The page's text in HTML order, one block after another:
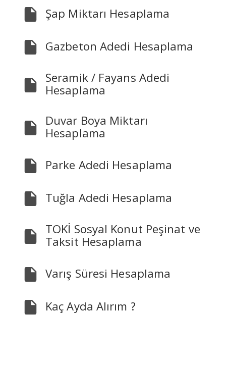
Şap Miktarı Hesaplama
Gazbeton Adedi Hesaplama
Seramik / Fayans Adedi
Hesaplama
Duvar Boya Miktarı
Hesaplama
Parke Adedi Hesaplama
Tuğla Adedi Hesaplama
TOKİ Sosyal Konut Peşinat ve
Taksit Hesaplama
Varış Süresi Hesaplama
Kaç Ayda Alırım ?